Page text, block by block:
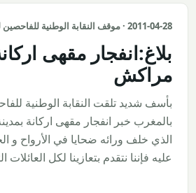
2011-04-28 · موقف النقابة الوطنية للفاحصين لمختلف الأوضاع
بلاغ:انفجار مقهى
مراكش
بأسف شديد تلقت النقابة الوطنية
بالمغرب خبر انفجار مقهى اركانة
الذي خلف ورائه ضحايا في الأرواح و
عليه فإننا نتقدم بتعازينا لكل العائلات